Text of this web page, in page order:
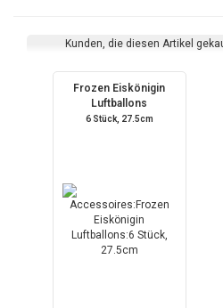
Kunden, die diesen Artikel
Frozen Eiskönigin
Luftballons
6 Stück, 27.5cm